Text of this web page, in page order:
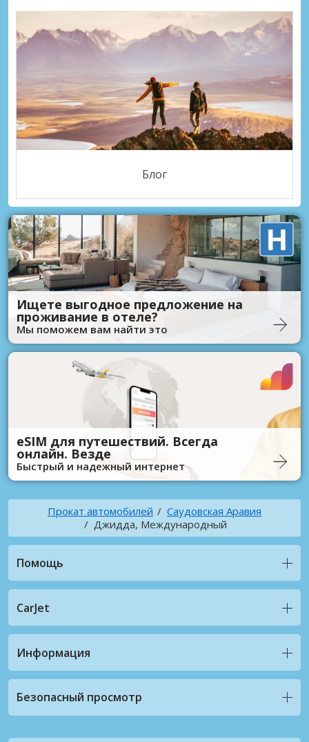
Блог
Ищете выгодное предложение на
проживание в отеле?
Мы поможем вам найти это
eSIM для путешествий. Всегда
онлайн. Везде
Быстрый и надежный интернет
Прокат автомобилей
Саудовская Аравия
Джидда, Международный
Помощь
CarJet
Информация
Безопасный просмотр